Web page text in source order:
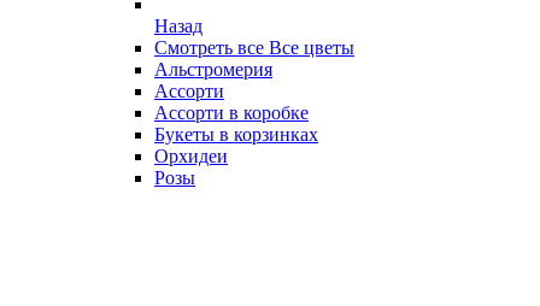
Назад
Смотреть все Все цветы
Альстромерия
Ассорти
Ассорти в коробке
Букеты в корзинках
Орхидеи
Розы